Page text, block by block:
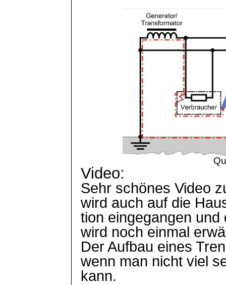
Video:
Sehr schönes Video
wird auch auf die
tion eingegangen und
wird noch einmal
Der Aufbau eines
wenn man nicht viel
kann.